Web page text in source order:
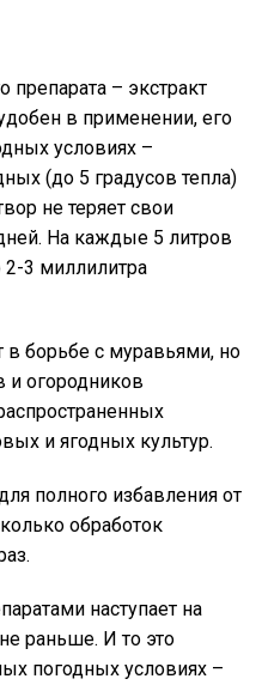
препарата – экстракт
в применении, его
условиях –
(до 5 градусов тепла)
не теряет свои
На каждые 5 литров
3 миллилитра
борьбе с муравьями, но
и огородников
и ягодных культур.
полного избавления от
обработок
наступает на
раньше. И то это
погодных условиях –